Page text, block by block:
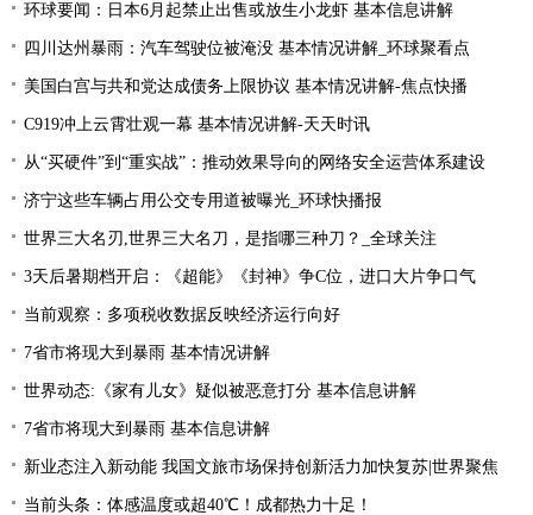
环球要闻：日本6月起禁止出售或放生小龙虾 基本信息讲解
四川达州暴雨：汽车驾驶位被淹没 基本情况讲解_环球聚看点
美国白宫与共和党达成债务上限协议 基本情况讲解-焦点快播
C919冲上云霄壮观一幕 基本情况讲解-天天时讯
从“买硬件”到“重实战”：推动效果导向的网络安全运营体系建设
济宁这些车辆占用公交专用道被曝光_环球快播报
世界三大名刃,世界三大名刀，是指哪三种刀？_全球关注
3天后暑期档开启：《超能》《封神》争C位，进口大片争口气
当前观察：多项税收数据反映经济运行向好
7省市将现大到暴雨 基本情况讲解
世界动态:《家有儿女》疑似被恶意打分 基本信息讲解
7省市将现大到暴雨 基本信息讲解
新业态注入新动能 我国文旅市场保持创新活力加快复苏|世界聚焦
当前头条：体感温度或超40℃！成都热力十足！